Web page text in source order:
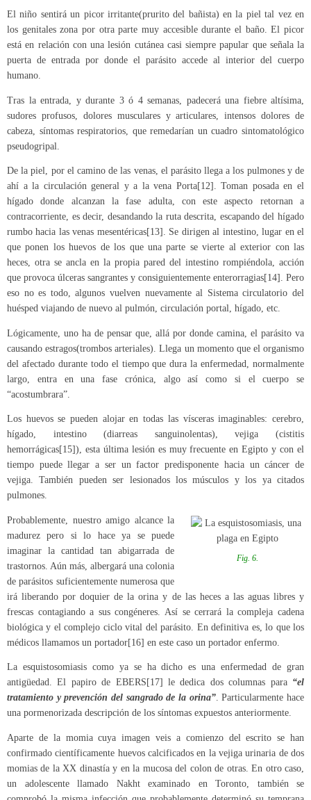
El niño sentirá un picor irritante(prurito del bañista) en la piel tal vez en
los genitales zona por otra parte muy accesible durante el baño. El picor
está en relación con una lesión cutánea casi siempre papular que señala la
puerta de entrada por donde el parásito accede al interior del cuerpo
humano.
Tras la entrada, y durante 3 ó 4 semanas, padecerá una fiebre altísima,
sudores profusos, dolores musculares y articulares, intensos dolores de
cabeza, síntomas respiratorios, que remedarían un cuadro sintomatológico
pseudogripal.
De la piel, por el camino de las venas, el parásito llega a los pulmones y de
ahí a la circulación general y a la vena Porta[12] . Toman posada en el
hígado donde alcanzan la fase adulta, con este aspecto retornan a
contracorriente, es decir, desandando la ruta descrita, escapando del hígado
rumbo hacia las venas mesentéricas[13] . Se dirigen al intestino, lugar en el
que ponen los huevos de los que una parte se vierte al exterior con las
heces, otra se ancla en la propia pared del intestino rompiéndola, acción
que provoca úlceras sangrantes y consiguientemente enterorragias[14] . Pero
eso no es todo, algunos vuelven nuevamente al Sistema circulatorio del
huésped viajando de nuevo al pulmón, circulación portal, hígado, etc.
Lógicamente, uno ha de pensar que, allá por donde camina, el parásito va
causando estragos(trombos arteriales). Llega un momento que el organismo
del afectado durante todo el tiempo que dura la enfermedad, normalmente
largo, entra en una fase crónica, algo así como si el cuerpo se
“acostumbrara”.
Los huevos se pueden alojar en todas las vísceras imaginables: cerebro,
hígado, intestino (diarreas sanguinolentas), vejiga (cistitis
hemorrágicas[15]), esta última lesión es muy frecuente en Egipto y con el
tiempo puede llegar a ser un factor predisponente hacia un cáncer de
vejiga. También pueden ser lesionados los músculos y los ya citados
pulmones.
Fig. 6.
Probablemente, nuestro amigo alcance la
madurez pero si lo hace ya se puede
imaginar la cantidad tan abigarrada de
trastornos. Aún más, albergará una colonia
de parásitos suficientemente numerosa que
irá liberando por doquier de la orina y de las heces a las aguas libres y
frescas contagiando a sus congéneres. Así se cerrará la compleja cadena
biológica y el complejo ciclo vital del parásito. En definitiva es, lo que los
médicos llamamos un portador[16] en este caso un portador enfermo.
La esquistosomiasis como ya se ha dicho es una enfermedad de gran
antigüedad. El papiro de EBERS [17] le dedica dos columnas para“el
tratamiento y prevención del sangrado de la orina”. Particularmente hace
una pormenorizada descripción de los síntomas expuestos anteriormente.
Aparte de la momia cuya imagen veis a comienzo del escrito se han
confirmado científicamente huevos calcificados en la vejiga urinaria de dos
momias de la XX dinastía y en la mucosa del colon de otras. En otro caso,
un adolescente llamado Nakht examinado en Toronto, también se